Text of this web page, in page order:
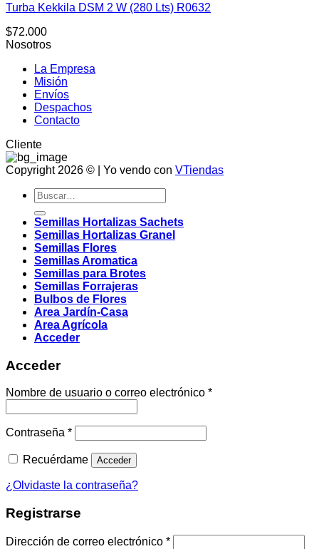
Turba Kekkila DSM 2 W (280 Lts) R0632
$72.000
Nosotros
La Empresa
Misión
Envíos
Despachos
Contacto
Cliente
Copyright 2026 © | Yo vendo con VTiendas
Buscar
por:
Semillas Hortalizas Sachets
Semillas Hortalizas Granel
Semillas Flores
Semillas Aromatica
Semillas para Brotes
Semillas Forrajeras
Bulbos de Flores
Area Jardín-Casa
Area Agrícola
Acceder
Acceder
Nombre de usuario o correo electrónico *Obligatorio
Contraseña *Obligatorio
Recuérdame Acceder
¿Olvidaste la contraseña?
Registrarse
Dirección de correo electrónico *Obligatorio